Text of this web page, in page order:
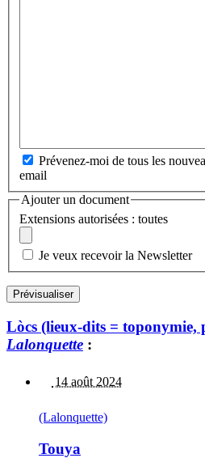
Prévenez-moi de tous les
email
Ajouter un document
Extensions autorisées : toutes
Je veux recevoir la Newsletter
Lòcs (lieux-dits = toponymie,
Lalonquette :
14 août 2024
(Lalonquette)
Touya